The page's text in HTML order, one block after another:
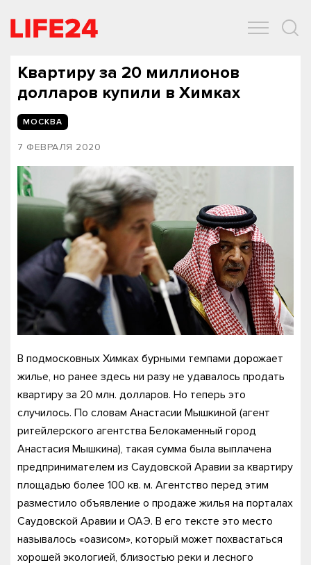
Квартиру за 20 миллионов
долларов купили в Химках
МОСКВА
7 ФЕВРАЛЯ 2020
В подмосковных Химках бурными темпами дорожает
жилье, но ранее здесь ни разу не удавалось продать
квартиру за 20 млн. долларов. Но теперь это
случилось. По словам Анастасии Мышкиной (агент
ритейлерского агентства Белокаменный город
Анастасия Мышкина), такая сумма была выплачена
предпринимателем из Саудовской Аравии за квартиру
площадью более 100 кв. м. Агентство перед этим
разместило объявление о продаже жилья на порталах
Саудовской Аравии и ОАЭ. В его тексте это место
называлось «оазисом», который может похвастаться
хорошей экологией, близостью реки и лесного